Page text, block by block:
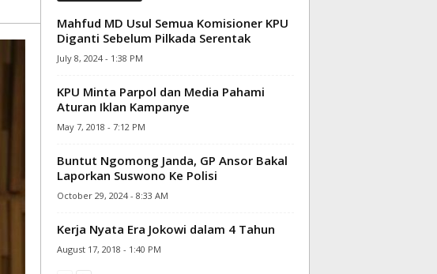
Mahfud MD Usul Semua Komisioner KPU
Diganti Sebelum Pilkada Serentak
July 8, 2024 - 1:38 PM
KPU Minta Parpol dan Media Pahami
Aturan Iklan Kampanye
May 7, 2018 - 7:12 PM
Buntut Ngomong Janda, GP Ansor Bakal
Laporkan Suswono Ke Polisi
October 29, 2024 - 8:33 AM
Kerja Nyata Era Jokowi dalam 4 Tahun
August 17, 2018 - 1:40 PM